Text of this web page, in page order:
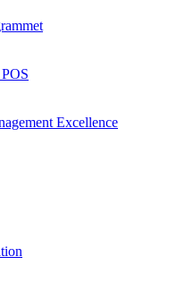
Excellence